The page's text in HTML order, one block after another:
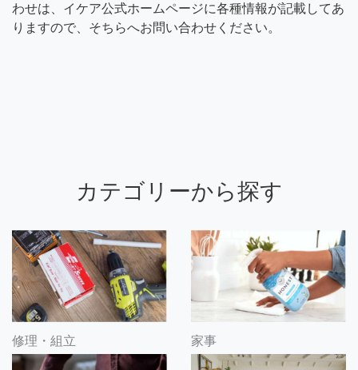
わせは、イケア公式ホームページに各種情報が記載してあ
りますので、そちらへお問い合わせください。
カテゴリーから探す
修理・組立 家事